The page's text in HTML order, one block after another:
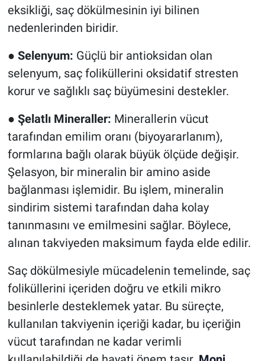
eksikliği, saç dökülmesinin iyi bilinen
nedenlerinden biridir.
● Selenyum: Güçlü bir antioksidan olan
selenyum, saç foliküllerini oksidatif stresten
korur ve sağlıklı saç büyümesini destekler.
● Şelatlı Mineraller: Minerallerin vücut
tarafından emilim oranı (biyoyararlanım),
formlarına bağlı olarak büyük ölçüde değişir.
Şelasyon, bir mineralin bir amino aside
bağlanması işlemidir. Bu işlem, mineralin
sindirim sistemi tarafından daha kolay
tanınmasını ve emilmesini sağlar. Böylece,
alınan takviyeden maksimum fayda elde edilir.
Saç dökülmesiyle mücadelenin temelinde, saç
foliküllerini içeriden doğru ve etkili mikro
besinlerle desteklemek yatar. Bu süreçte,
kullanılan takviyenin içeriği kadar, bu içeriğin
vücut tarafından ne kadar verimli